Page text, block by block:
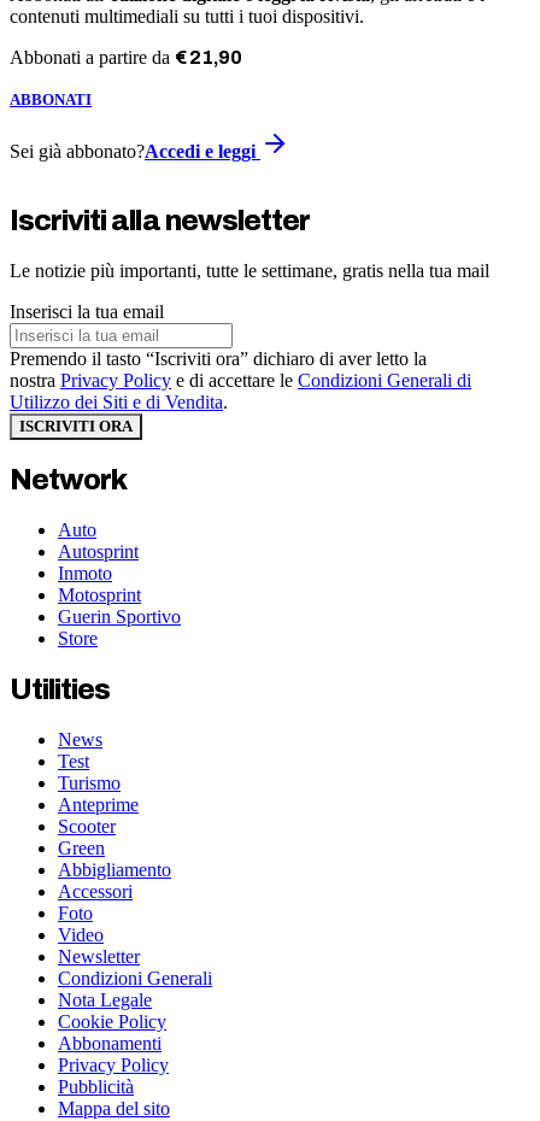
contenuti multimediali su tutti i tuoi dispositivi.
Abbonati a partire da €21,90
ABBONATI
Sei già abbonato?Accedi e leggi
Iscriviti alla newsletter
Le notizie più importanti, tutte le settimane, gratis nella tua mail
Inserisci la tua email
Premendo il tasto “Iscriviti ora” dichiaro di aver letto la
nostra Privacy Policy e di accettare le Condizioni Generali di
Utilizzo dei Siti e di Vendita.
ISCRIVITI ORA
Network
Auto
Autosprint
Inmoto
Motosprint
Guerin Sportivo
Store
Utilities
News
Test
Turismo
Anteprime
Scooter
Green
Abbigliamento
Accessori
Foto
Video
Newsletter
Condizioni Generali
Nota Legale
Cookie Policy
Abbonamenti
Privacy Policy
Pubblicità
Mappa del sito